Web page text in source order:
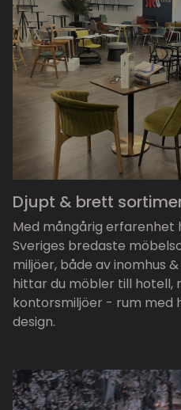
Djupt & brett
Med mångårig erfarenhet
Sveriges bredaste
miljöer, både av inomhus
hittar du möbler till hotell,
kontorsmiljöer - rum med
design.